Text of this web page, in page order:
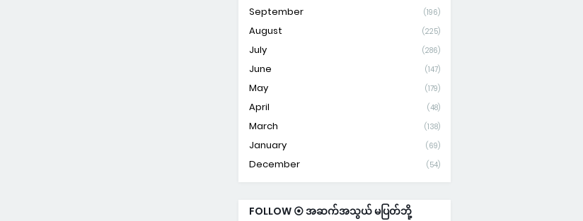
September (196)
August (225)
July (286)
June (147)
May (179)
April (48)
March (138)
January (69)
December (54)
FOLLOW ⦿ အဆက်အသွယ် မပြတ်ဘို့